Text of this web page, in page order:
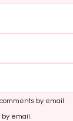
by email.
by email.